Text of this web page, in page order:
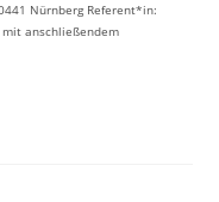
Nürnberg Referent*in:
mit anschließendem